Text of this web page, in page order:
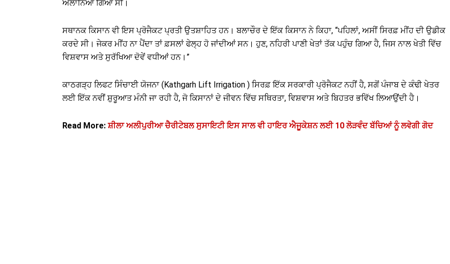
ਐਲਾਨਿਆ ਗਿਆ ਸੀ।
ਸਥਾਨਕ ਕਿਸਾਨ ਵੀ ਇਸ ਪ੍ਰੋਜੈਕਟ ਪ੍ਰਤੀ ਉਤਸ਼ਾਹਿਤ ਹਨ। ਬਲਾਚੌਰ ਦੇ ਇੱਕ ਕਿਸਾਨ ਨੇ ਕਿਹਾ, “ਪਹਿਲਾਂ, ਅਸੀਂ ਸਿਰਫ਼ ਮੀਂਹ ਦੀ ਉਡੀਕ
ਕਰਦੇ ਸੀ। ਜੇਕਰ ਮੀਂਹ ਨਾ ਪੈਂਦਾ ਤਾਂ ਫ਼ਸਲਾਂ ਫੇਲ੍ਹ ਹੋ ਜਾਂਦੀਆਂ ਸਨ। ਹੁਣ, ਨਹਿਰੀ ਪਾਣੀ ਖੇਤਾਂ ਤੱਕ ਪਹੁੰਚ ਗਿਆ ਹੈ, ਜਿਸ ਨਾਲ ਖੇਤੀ ਵਿੱਚ
ਵਿਸ਼ਵਾਸ ਅਤੇ ਸੁਰੱਖਿਆ ਦੋਵੇਂ ਵਧੀਆਂ ਹਨ।”
ਕਾਠਗੜ੍ਹ ਲਿਫਟ ਸਿੰਚਾਈ ਯੋਜਨਾ (Kathgarh Lift Irrigation ) ਸਿਰਫ਼ ਇੱਕ ਸਰਕਾਰੀ ਪ੍ਰੋਜੈਕਟ ਨਹੀਂ ਹੈ, ਸਗੋਂ ਪੰਜਾਬ ਦੇ ਕੰਢੀ ਖੇਤਰ
ਲਈ ਇੱਕ ਨਵੀਂ ਸ਼ੁਰੂਆਤ ਮੰਨੀ ਜਾ ਰਹੀ ਹੈ, ਜੋ ਕਿਸਾਨਾਂ ਦੇ ਜੀਵਨ ਵਿੱਚ ਸਥਿਰਤਾ, ਵਿਸ਼ਵਾਸ ਅਤੇ ਬਿਹਤਰ ਭਵਿੱਖ ਲਿਆਉਂਦੀ ਹੈ।
Read More:ਸ਼ੀਲਾ ਅਲੀਪੁਰੀਆ ਚੈਰੀਟੇਬਲ ਸੁਸਾਇਟੀ ਇਸ ਸਾਲ ਵੀ ਹਾਇਰ ਐਜੂਕੇਸ਼ਨ ਲਈ 10 ਲੋੜਵੰਦ ਬੱਚਿਆਂ ਨੂੰ ਲਵੇਗੀ ਗੋਦ